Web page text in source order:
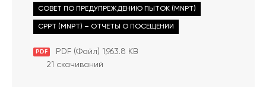
PDF PDF (Файл) 1,963.8 KB
СОВЕТ ПО ПРЕДУПРЕЖДЕНИЮ ПЫТОК (MNPT)
CPPT (MNPT) – ОТЧЕТЫ О ПОСЕЩЕНИИ
21 скачиваний